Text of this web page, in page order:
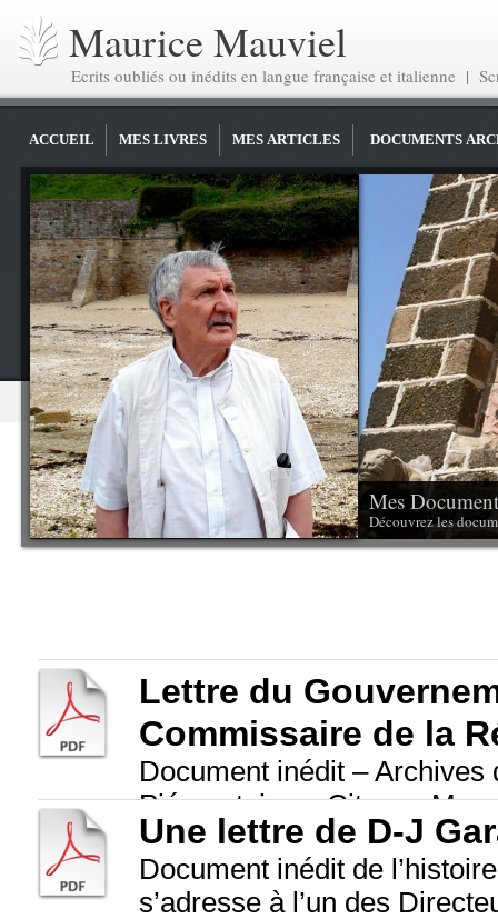
Mes
Découvrez les
Une lettre de D-J
Document inédit de
s’adresse à l’un des
Lettre du
Commissaire de la
Document inédit –
Piémontais au Citoyen
Gouvernement Français
Garat qui fut Ambassadeur
ACCUEIL MES LIVRES MES ARTICLES DOCUMENTS
Ecrits oubliés ou inédits en langue française et italienne |
Maurice Mauviel